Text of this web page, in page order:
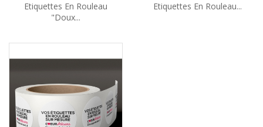
Etiquettes En Rouleau
"Doux...
Etiquettes En Rouleau...